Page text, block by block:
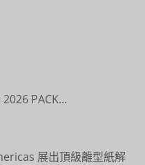
PACK...
展出頂級離型紙解